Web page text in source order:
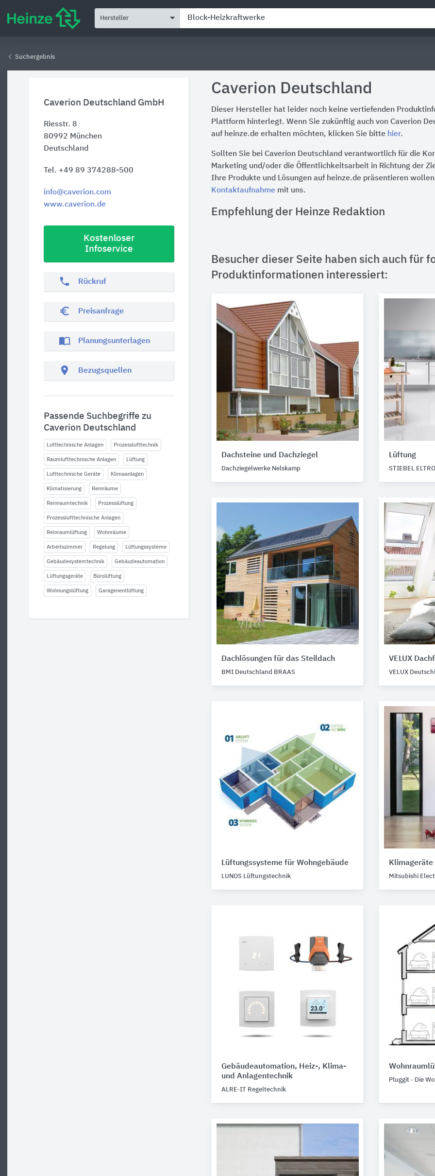
Hersteller
Suchergebnis
Caverion Deutschland GmbH
Riesstr. 8
80992 München
Deutschland
Tel. +49 89 374288-500
info@caverion.com
www.caverion.de
Kostenloser
Infoservice
phone Rückruf
euro_symbol Preisanfrage
import_contacts Planungsunterlagen
location_on Bezugsquellen
Passende Suchbegriffe zu
Caverion Deutschland
Lufttechnische Anlagen Prozesslufttechnik
Raumlufttechnische Anlagen Lüftung
Lufttechnische Geräte Klimaanlagen
Klimatisierung Reinräume
Reinraumtechnik Prozesslüftung
Prozesslufttechnische Anlagen
Reinraumlüftung Wohnräume
Arbeitszimmer Regelung Lüftungssysteme
Gebäudesystemtechnik Gebäudeautomation
Lüftungsgeräte Bürolüftung
Wohnungslüftung Garagenentlüftung
Caverion Deutschland
Dieser Hersteller hat leider noch keine vertiefenden
Plattform hinterlegt. Wenn Sie zukünftig auch von Caverion
auf heinze.de erhalten möchten, klicken Sie bitte hier.
Sollten Sie bei Caverion Deutschland verantwortlich für die
Marketing und/oder die Öffentlichkeitsarbeit in Richtung der
Ihre Produkte und Lösungen auf heinze.de präsentieren
Kontaktaufnahme mit uns.
Empfehlung der Heinze Redaktion
Besucher dieser Seite haben sich auch für
Produktinformationen interessiert:
Dachsteine und Dachziegel
Dachziegelwerke Nelskamp
Lüftung
STIEBEL
Dachlösungen für das Steildach
BMI Deutschland BRAAS
VELUX
VELUX
Lüftungssysteme für Wohngebäude
LUNOS Lüftungstechnik Mitsubishi
Gebäudeautomation, Heiz-, Klima-
und Anlagentechnik
ALRE-IT Regeltechnik
Pluggit - Die